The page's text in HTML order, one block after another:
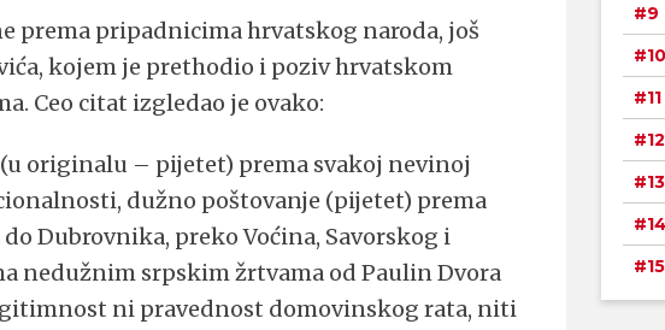
prema pripadnicima hrvatskog naroda, još
kojem je prethodio i poziv hrvatskom
Ceo citat izgledao je ovako:
originalu – pijetet) prema svakoj nevinoj
dužno poštovanje (pijetet) prema
Dubrovnika, preko Voćina, Savorskog i
nedužnim srpskim žrtvama od Paulin Dvora
ni pravednost domovinskog rata, niti